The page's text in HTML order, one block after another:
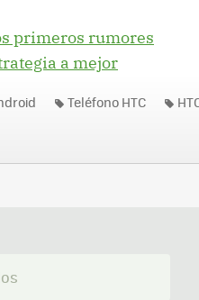
primeros rumores
a mejor
Teléfono HTC